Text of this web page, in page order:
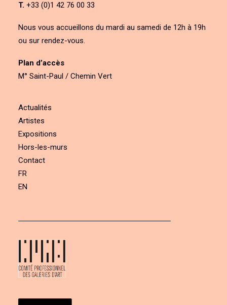
T. +33 (0)1 42 76 00 33
Nous vous accueillons du mardi au samedi de 12h à 19h
ou sur rendez-vous.
Plan d’accès
M° Saint-Paul / Chemin Vert
Actualités
Artistes
Expositions
Hors-les-murs
Contact
FR
EN